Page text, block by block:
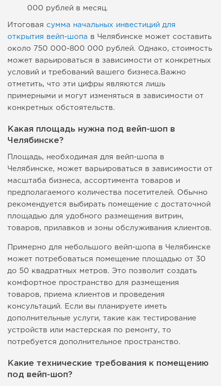
000 рублей в месяц.
Итоговая сумма начальных инвестиций для
открытия вейп-шопа в Челябинске может составить
около 750 000-800 000 рублей. Однако, стоимость
может варьироваться в зависимости от конкретных
условий и требований вашего бизнеса.Важно
отметить, что эти цифры являются лишь
примерными и могут изменяться в зависимости от
конкретных обстоятельств.
Какая площадь нужна под вейп-шоп в
Челябинске?
Площадь, необходимая для вейп-шопа в
Челябинске, может варьироваться в зависимости от
масштаба бизнеса, ассортимента товаров и
предполагаемого количества посетителей. Обычно
рекомендуется выбирать помещение с достаточной
площадью для удобного размещения витрин,
товаров, прилавков и зоны обслуживания клиентов.
Примерно для небольшого вейп-шопа в Челябинске
может потребоваться помещение площадью от 30
до 50 квадратных метров. Это позволит создать
комфортное пространство для размещения
товаров, приема клиентов и проведения
консультаций. Если вы планируете иметь
дополнительные услуги, такие как тестирование
устройств или мастерская по ремонту, то
потребуется дополнительное пространство.
Какие технические требования к помещению
под вейп-шоп?